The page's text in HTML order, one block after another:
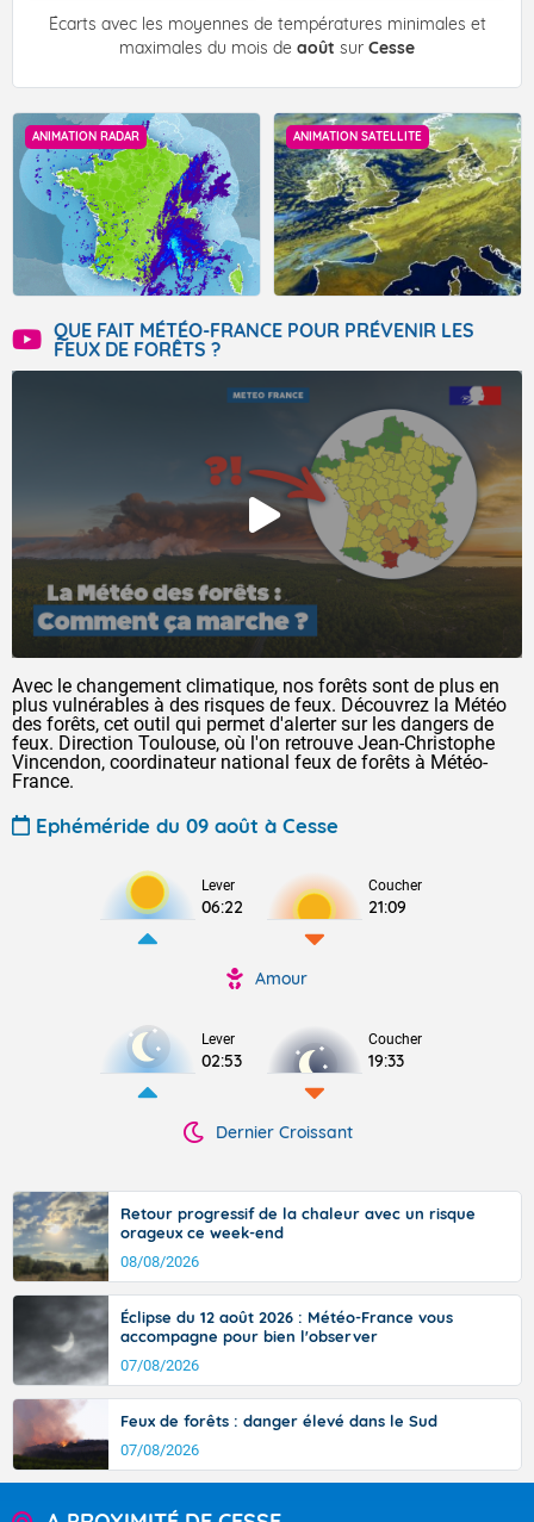
Écarts avec les moyennes de températures minimales et
maximales du mois de août sur Cesse
ANIMATION RADAR ANIMATION SATELLITE
QUE FAIT MÉTÉO-FRANCE POUR PRÉVENIR LES
FEUX DE FORÊTS ?
Avec le changement climatique, nos forêts sont de plus en
plus vulnérables à des risques de feux. Découvrez la Météo
des forêts, cet outil qui permet d'alerter sur les dangers de
feux. Direction Toulouse, où l'on retrouve Jean-Christophe
Vincendon, coordinateur national feux de forêts à Météo-
France.
Ephéméride du 09 août à Cesse
Lever
06:22
Coucher
21:09
Amour
Lever
02:53
Coucher
19:33
Dernier Croissant
Retour progressif de la chaleur avec un risque
orageux ce week-end
08/08/2026
Éclipse du 12 août 2026 : Météo-France vous
accompagne pour bien l'observer
07/08/2026
Feux de forêts : danger élevé dans le Sud
07/08/2026